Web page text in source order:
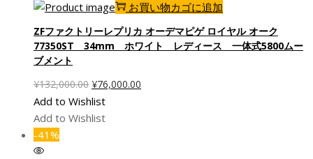
し
で
お買い物カゴに追加
ZFファクトリーレプリカ オーデマピゲ ロイヤル オーク
77350ST 34mm ホワイト レディース 一体式5800ムー
ブメント
¥132,000.00 元
の
価
¥76,000.00
Add to Wishlist
Add to Wishlist
-41%